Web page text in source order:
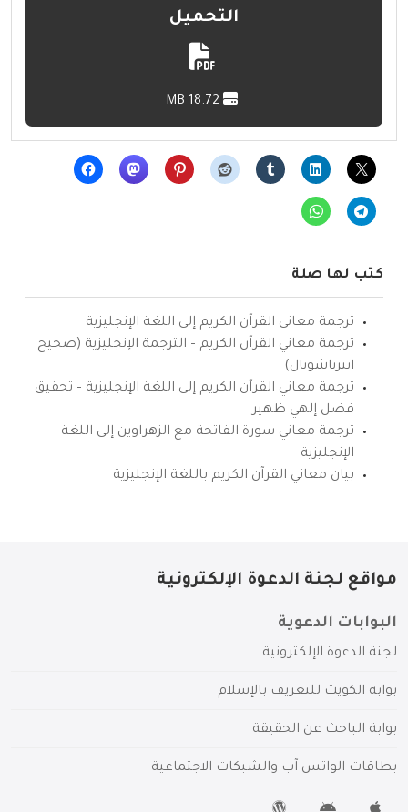
التحميل
كتب لها صلة
ترجمة معاني القرآن الكريم إلى اللغة الإنجليزية
ترجمة معاني القرآن الكريم – الترجمة الإنجليزية (صحيح
انترناشونال)
ترجمة معاني القرآن الكريم إلى اللغة الإنجليزية – تحقيق
فضل إلهي ظهير
ترجمة معاني سورة الفاتحة مع الزهراوين إلى اللغة
الإنجليزية
بيان معاني القرآن الكريم باللغة الإنجليزية
مواقع لجنة الدعوة الإلكترونية
البوابات الدعوية
لجنة الدعوة الإلكترونية
بوابة الكويت للتعريف بالإسلام
بوابة الباحث عن الحقيقة
بطاقات الواتس آب والشبكات الاجتماعية